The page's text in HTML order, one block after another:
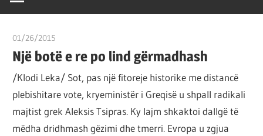
11
shpjeguar
në
mënyra
të
ndryshme
botën,
01/26/2015
Një botë e re po lind gërmadhash
/Klodi Leka/ Sot, pas një fitoreje historike me distancë
plebishitare vote, kryeministër i Greqisë u shpall radikali
majtist grek Aleksis Tsipras. Ky lajm shkaktoi dallgë të
mëdha dridhmash gëzimi dhe tmerri. Evropa u zgjua